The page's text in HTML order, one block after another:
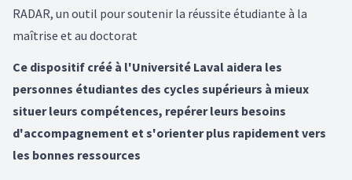
RADAR, un outil pour soutenir la réussite étudiante à la
maîtrise et au doctorat
Ce dispositif créé à l'Université Laval aidera les
personnes étudiantes des cycles supérieurs à mieux
situer leurs compétences, repérer leurs besoins
d'accompagnement et s'orienter plus rapidement vers
les bonnes ressources